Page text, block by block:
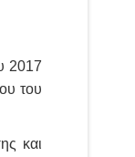
2017
του
και